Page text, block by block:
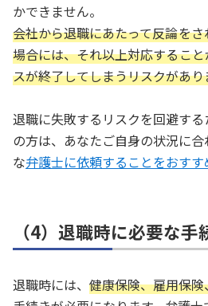
かできません。
会社から退職にあたって反論を
場合には、それ以上対応するこ
スが終了してしまうリスクがあり
退職に失敗するリスクを回避す
の方は、あなたご自身の状況に
な弁護士に依頼することをおすす
（4）退職時に必要な
退職時には、 健康保険、雇用保